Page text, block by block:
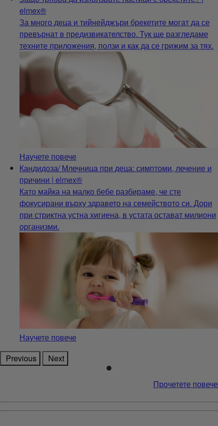
elmex®
За много деца и тийнейджъри брекетите могат да се
превърнат в предизвикателство. Тук ще разгледаме
техните приложения, ползи и как да се грижим за тях.
Научете повече
Кандидоза/ Млечница при деца: симптоми, лечение и
причини | elmex®
Като майка на малко бебе разбираме, че сте
фокусирани върху здравето на семейството си. Дори
при стриктна устна хигиена, в устата остават милиони
организми.
Научете повече
Previous
Next
Прочетете повече